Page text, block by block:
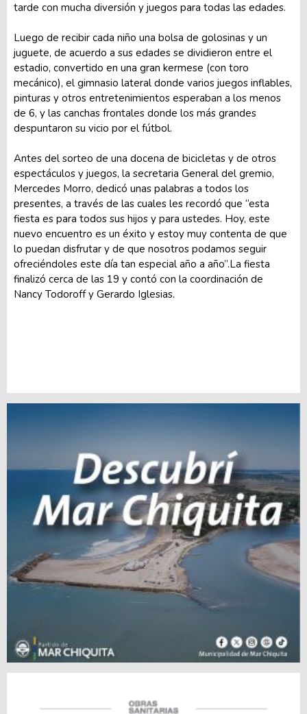
tarde con mucha diversión y juegos para todas las edades.
Luego de recibir cada niño una bolsa de golosinas y un
juguete, de acuerdo a sus edades se dividieron entre el
estadio, convertido en una gran kermese (con toro
mecánico), el gimnasio lateral donde varios juegos inflables,
pinturas y otros entretenimientos esperaban a los menos
de 6, y las canchas frontales donde los más grandes
despuntaron su vicio por el fútbol.
Antes del sorteo de una docena de bicicletas y de otros
espectáculos y juegos, la secretaria General del gremio,
Mercedes Morro, dedicó unas palabras a todos los
presentes, a través de las cuales les recordó que “esta
fiesta es para todos sus hijos y para ustedes. Hoy, este
nuevo encuentro es un éxito y estoy muy contenta de que
lo puedan disfrutar y de que nosotros podamos seguir
ofreciéndoles este día tan especial año a año”.La fiesta
finalizó cerca de las 19 y contó con la coordinación de
Nancy Todoroff y Gerardo Iglesias.